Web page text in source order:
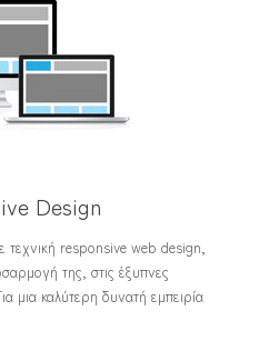
Design
τεχνική responsive web design,
της, στις έξυπνες
μια καλύτερη δυνατή εμπειρία